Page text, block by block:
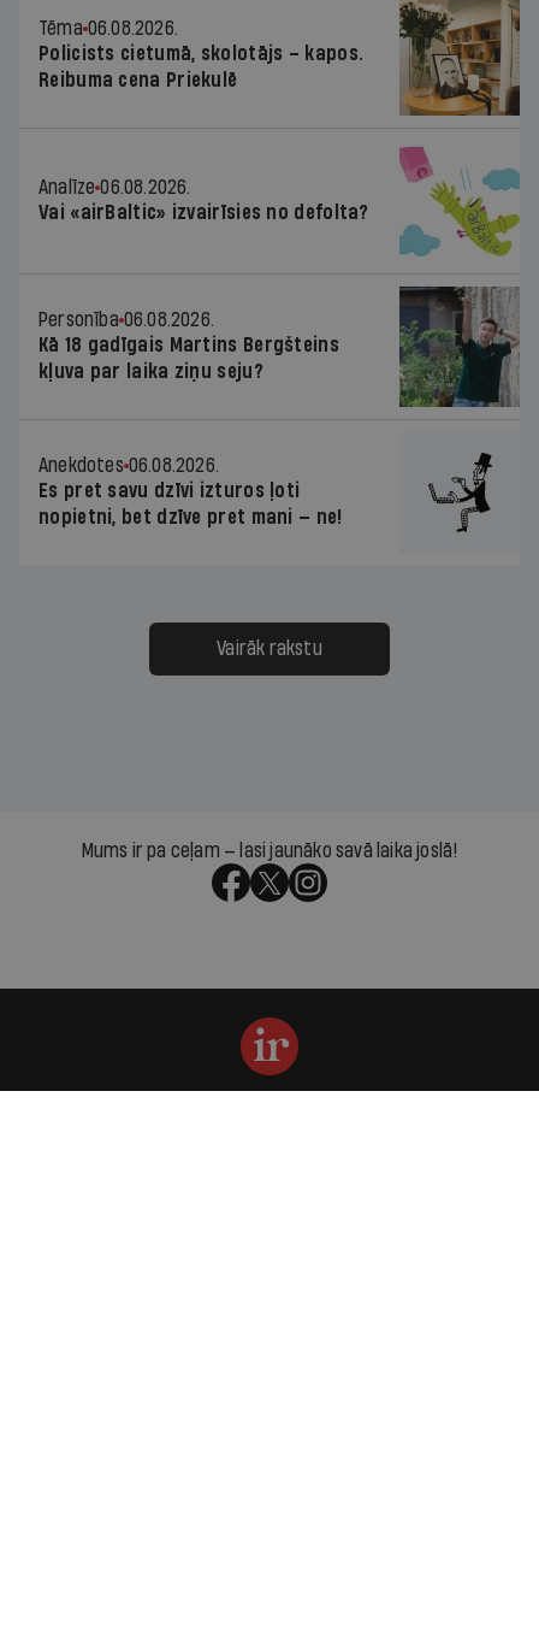
Tēma 06.08.2026.
Policists cietumā, skolotājs – kapos.
Reibuma cena Priekulē
Analīze 06.08.2026.
Vai «airBaltic» izvairīsies no defolta?
Personība 06.08.2026.
Kā 18 gadīgais Martins Bergšteins
kļuva par laika ziņu seju?
Anekdotes 06.08.2026.
Es pret savu dzīvi izturos ļoti
nopietni, bet dzīve pret mani — ne!
Vairāk rakstu
Mums ir pa ceļam — lasi jaunāko savā laika joslā!